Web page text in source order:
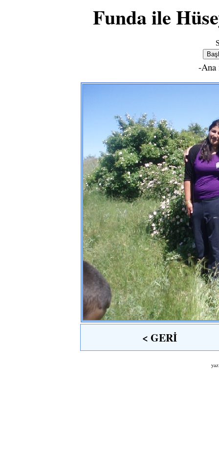
Funda ile
-Ana
< GERİ